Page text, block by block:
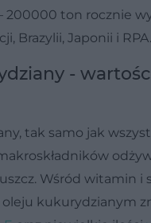
200000 ton rocznie
Brazylii, Japonii i RPA.
-
tak samo jak
Wśród witamin i
kukurydzianym